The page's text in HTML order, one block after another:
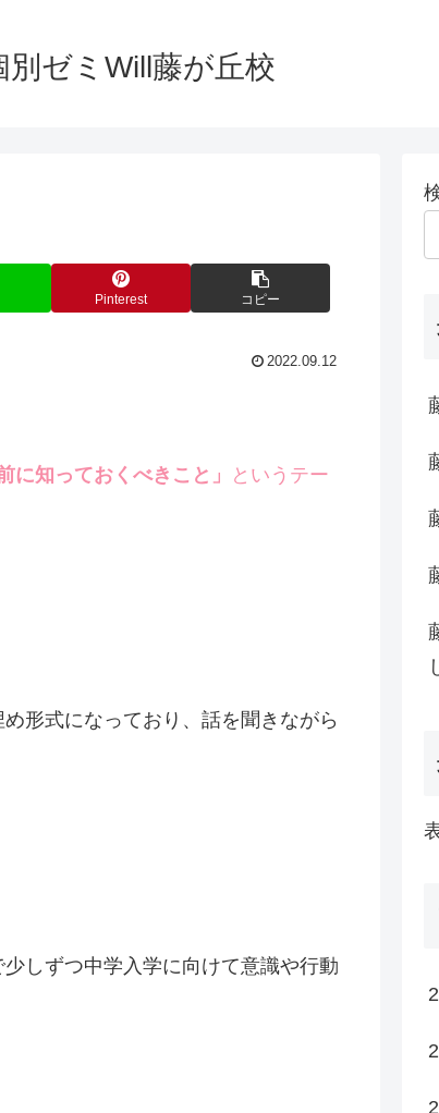
別ゼミWill藤が丘校
Pinterest コピー
2022.09.12
に知っておくべきこと」
というテー
形式になっており、話を聞きながら
しずつ中学入学に向けて意識や行動